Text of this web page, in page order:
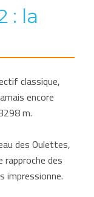
: la
classique,
encore
m.
des Oulettes,
des
impressionne.